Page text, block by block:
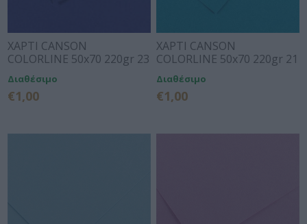
ΧΑΡΤΙ CANSON
COLORLINE 50x70 220gr 23
ROYAL BLUE
Διαθέσιμο
€1,00
ΧΑΡΤΙ CANSON
COLORLINE 50x70 220gr 21
PRIMARY BLUE
Διαθέσιμο
€1,00